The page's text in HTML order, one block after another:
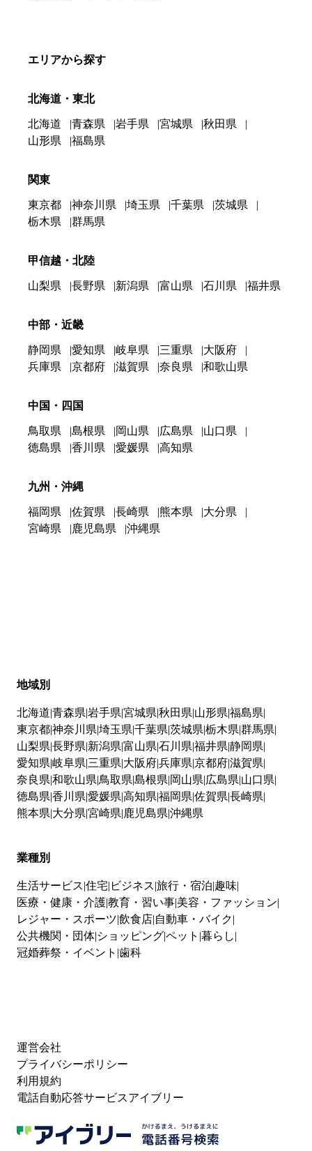
エリアから探す
北海道・東北
北海道 青森県 岩手県 宮城県
秋田県
山形県
福島県
関東
東京都 神奈川県 埼玉県 千葉県
茨城県
栃木県
群馬県
甲信越・北陸
山梨県 長野県 新潟県 富山県 石川県 福井県
中部・近畿
静岡県 愛知県 岐阜県 三重県
大阪府
兵庫県
京都府 滋賀県 奈良県 和歌山県
中国・四国
鳥取県 島根県 岡山県 広島県
山口県
徳島県
香川県 愛媛県 高知県
九州・沖縄
福岡県 佐賀県 長崎県 熊本県
大分県
宮崎県
鹿児島県 沖縄県
地域別
北海道 青森県 岩手県 宮城県 秋田県 山形県 福島県
東京都神奈川県 埼玉県 千葉県 茨城県 栃木県 群馬県
山梨県 長野県 新潟県 富山県 石川県 福井県 静岡県
愛知県 岐阜県 三重県 大阪府兵庫県 京都府滋賀県
奈良県 和歌山県 鳥取県 島根県 岡山県 広島県 山口県
徳島県 香川県 愛媛県 高知県 福岡県 佐賀県 長崎県
熊本県 大分県 宮崎県 鹿児島県 沖縄県
業種別
生活サービス 住宅 ビジネス 旅行・宿泊 趣味
医療・健康・介護教育・習い事 美容・ファッション
レジャー・スポーツ 飲食店 自動車・バイク
公共機関・団体 ショッピングペット 暮らし
冠婚葬祭・イベント 歯科
運営会社
プライバシーポリシー
利用規約
電話自動応答サービスアイブリー